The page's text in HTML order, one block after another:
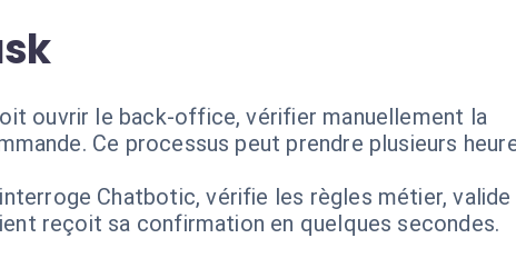
ouvrir le back-office, vérifier manuellement la
Ce processus peut prendre plusieurs
Chatbotic, vérifie les règles métier, valide
reçoit sa confirmation en quelques secondes.